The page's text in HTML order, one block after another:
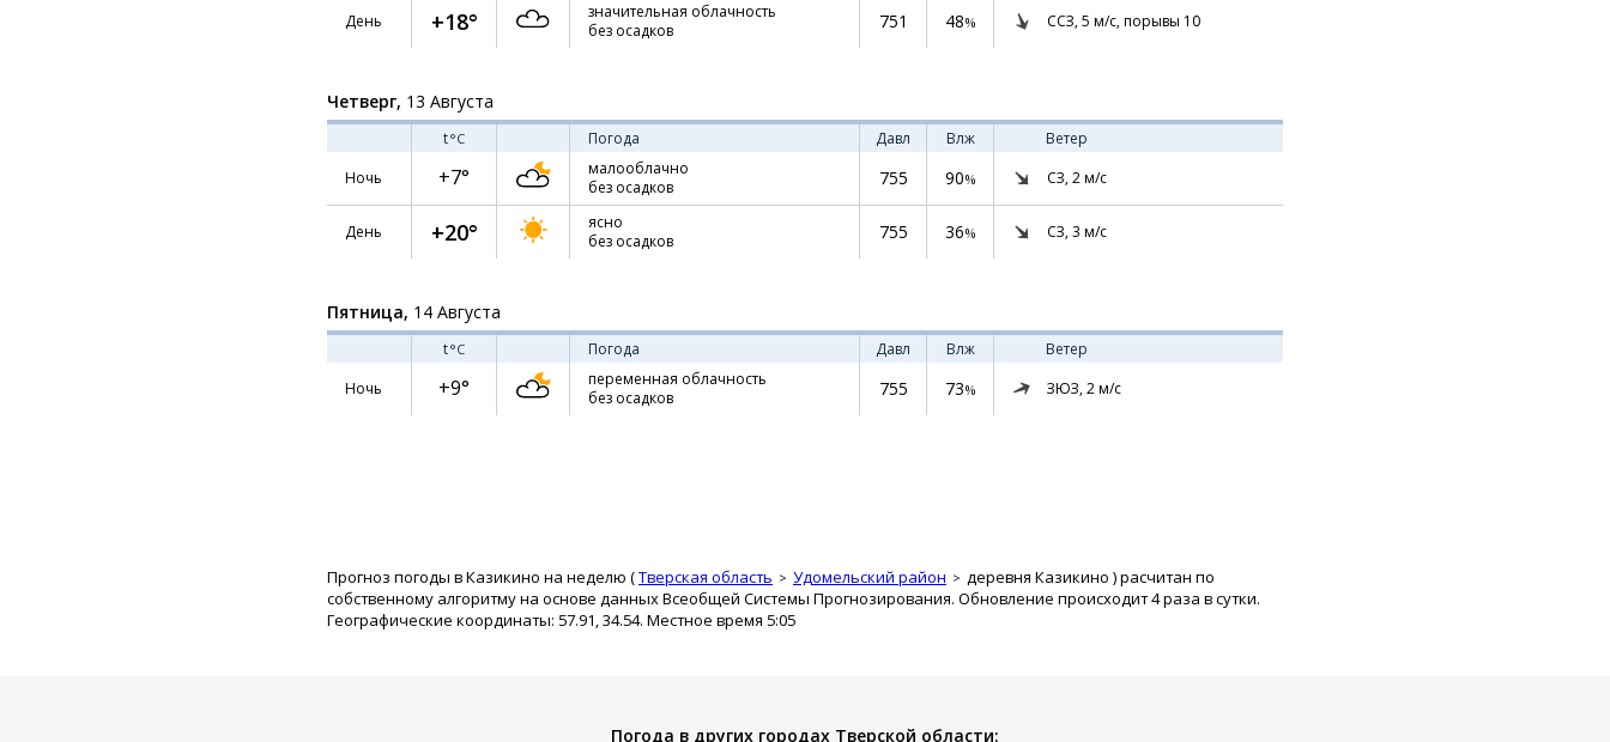
День +18°
значительная облачность
без осадков
751 48% ССЗ, 5 м/с, порывы 10
Четверг, 13 Августа
t°C Погода Давл Влж
Ветер
Ночь
+7°
малооблачно
без осадков
755 90% СЗ, 2м/с
День +20°
ясно
без осадков
755 36% СЗ, 3 м/с
Пятница, 14 Августа
t°C Погода Давл Влж
Ветер
Ночь
+9°
переменная облачность
без осадков
755 73% ЗЮЗ, 2м/с
Прогноз погоды в Казикино на неделю (Тверская область Удомельский район деревня Казикино ) расчитан по
собственному алгоритму на основе данных Всеобщей Системы Прогнозирования. Обновление происходит 4 раза в сутки.
Географические координаты: 57.91, 34.54. Местное время 5:05
Погода в других городах Тверской области: